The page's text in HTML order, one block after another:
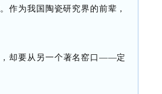
作为我国陶瓷研究界的前辈，
，却要从另一个著名窑口——定